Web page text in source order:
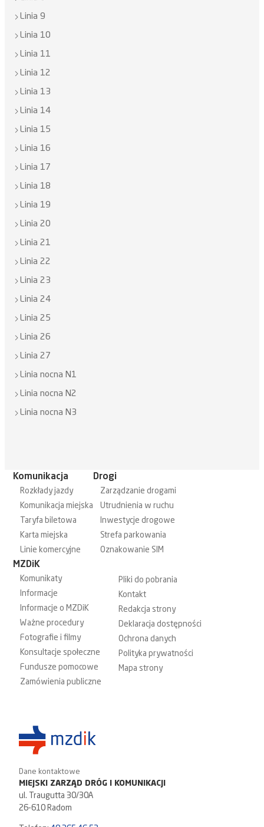
Linia 9
Linia 10
Linia 11
Linia 12
Linia 13
Linia 14
Linia 15
Linia 16
Linia 17
Linia 18
Linia 19
Linia 20
Linia 21
Linia 22
Linia 23
Linia 24
Linia 25
Linia 26
Linia 27
Linia nocna N1
Linia nocna N2
Linia nocna N3
Komunikacja
Rozkłady jazdy
Komunikacja miejska
Taryfa biletowa
Karta miejska
Linie komercyjne
Drogi
Zarządzanie drogami
Utrudnienia w ruchu
Inwestycje drogowe
Strefa parkowania
Oznakowanie SIM
MZDiK
Komunikaty
Informacje
Informacje o MZDiK
Ważne procedury
Fotografie i filmy
Konsultacje społeczne
Fundusze pomocowe
Zamówienia publiczne
Pliki do pobrania
Kontakt
Redakcja strony
Deklaracja dostępności
Ochrona danych
Polityka prywatności
Mapa strony
Dane kontaktowe
MIEJSKI ZARZĄD DRÓG I KOMUNIKACJI
ul. Traugutta 30/30A
26-610 Radom